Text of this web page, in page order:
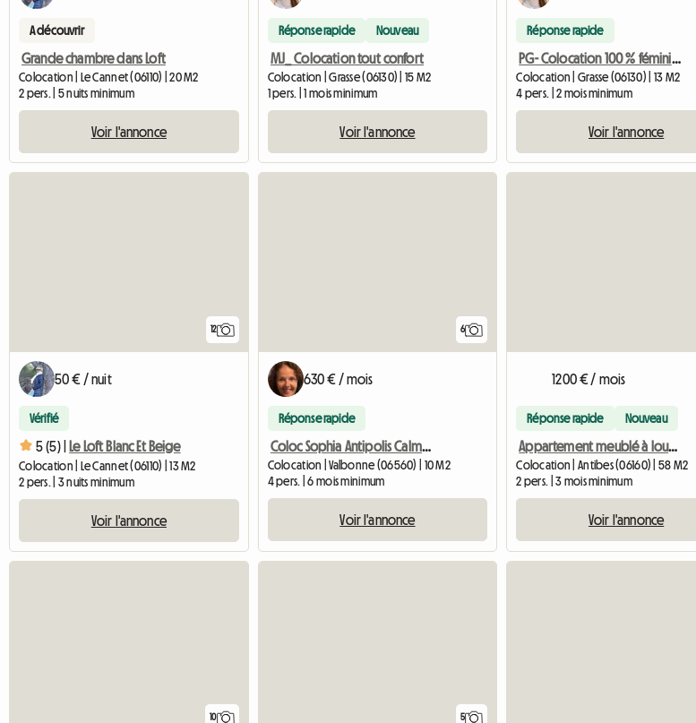
A découvrir
Grande chambre dans Loft
Colocation | Le Cannet (06110) | 20 M2
2 pers. | 5 nuits minimum
Voir l'annonce
Réponse rapide Nouveau
MJ_ Colocation tout confort
Colocation | Grasse (06130) | 15 M2
1 pers. | 1 mois minimum
Voir l'annonce
Réponse rapide
PG- Colocation 100 % féminine, tout confort, tout compris
Colocation | Grasse (06130) | 13 M2
4 pers. | 2 mois minimum
Voir l'annonce
12
50 € / nuit
Vérifié
5 (5) | Le Loft Blanc Et Beige
Colocation | Le Cannet (06110) | 13 M2
2 pers. | 3 nuits minimum
Voir l'annonce
6
630 € / mois
Réponse rapide
Coloc Sophia Antipolis Calme Soleil Fun
Colocation | Valbonne (06560) | 10 M2
4 pers. | 6 mois minimum
Voir l'annonce
1200 € / mois
Réponse rapide Nouveau
Appartement meublé à louer – Juan-les-Pins
Colocation | Antibes (06160) | 58 M2
2 pers. | 3 mois minimum
Voir l'annonce
10 5